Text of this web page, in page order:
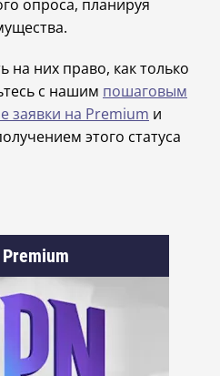
опроса, планируя
на них право, как только
с нашим пошаговым
заявки на Premium и
этого статуса
Premium